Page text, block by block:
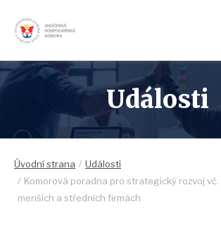
Události
Úvodní strana
Události
Komorová poradna pro strategický rozvoj
menších a středních firmách